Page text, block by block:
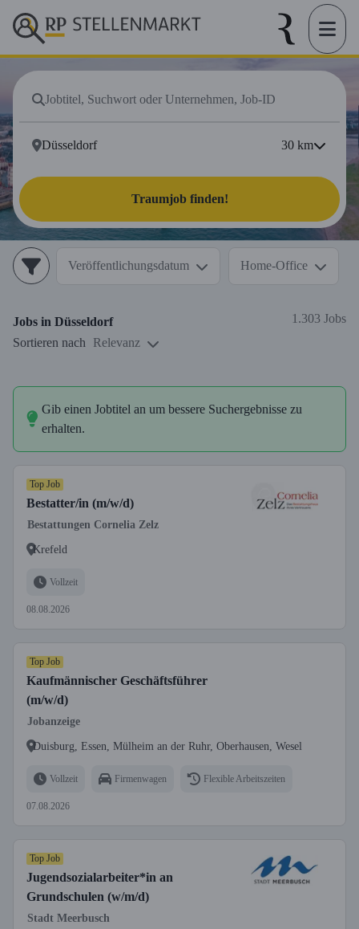
30 km
Traumjob finden!
Veröffentlichungsdatum Home-Office
Jobs in Düsseldorf
1.303 Jobs
Sortieren nach
Relevanz
Gib einen Jobtitel an um bessere Suchergebnisse zu
erhalten.
Top Job
Bestatter/in (m/w/d)
Bestattungen Cornelia Zelz
Krefeld
Vollzeit
08.08.2026
Top Job
Kaufmännischer Geschäftsführer
(m/w/d)
Jobanzeige
Duisburg, Essen, Mülheim an der Ruhr, Oberhausen, Wesel
Vollzeit Firmenwagen Flexible Arbeitszeiten
07.08.2026
Top Job
Jugendsozialarbeiter*in an
Grundschulen (w/m/d)
Stadt Meerbusch